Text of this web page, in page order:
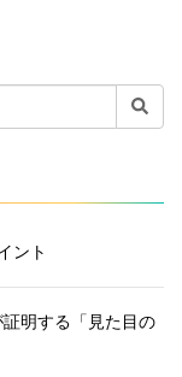
ント
明する「見た目の